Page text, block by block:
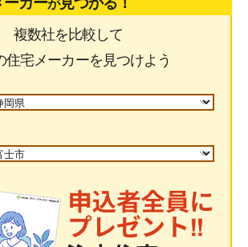
が
複数社を比較して
住宅メーカーを見つけよう